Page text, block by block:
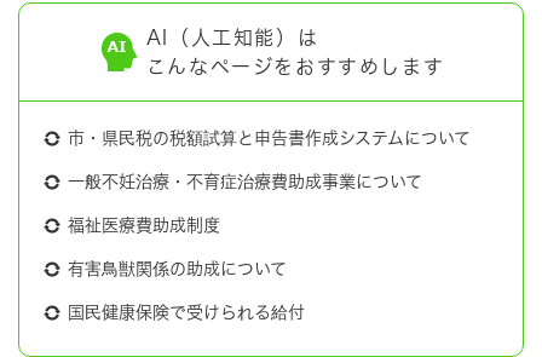
AI（人工知能）は
こんなページをおすすめします
市・県民税の税額試算と申告書作成システムについて
一般不妊治療・不育症治療費助成事業について
福祉医療費助成制度
有害鳥獣関係の助成について
国民健康保険で受けられる給付